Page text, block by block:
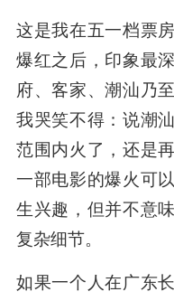
这是我在五一档票
爆红之后，印象最
府、客家、潮汕乃
我哭笑不得：说潮
范围内火了，还是
一部电影的爆火可
生兴趣，但并不意
复杂细节。
如果一个人在广东